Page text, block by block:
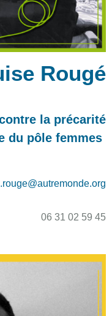
Rougé
la précarité
du pôle femmes
06 31 02 59 45